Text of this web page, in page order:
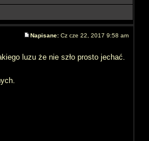
Napisane: Cz cze 22, 2017 9:58 am
luzu że nie szło prosto jechać.